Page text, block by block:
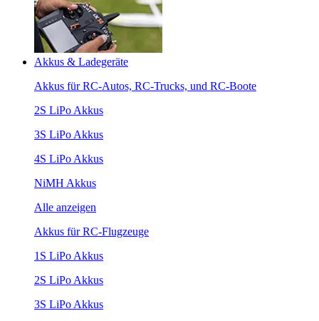
Akkus & Ladegeräte
Akkus für RC-Autos, RC-Trucks, und RC-Boote
2S LiPo Akkus
3S LiPo Akkus
4S LiPo Akkus
NiMH Akkus
Alle anzeigen
Akkus für RC-Flugzeuge
1S LiPo Akkus
2S LiPo Akkus
3S LiPo Akkus